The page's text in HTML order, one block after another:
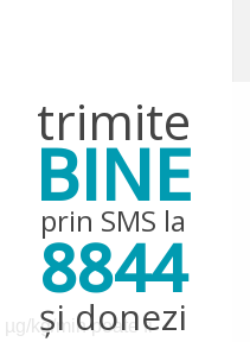
trimite
BINE
prin SMS la
8844
și donezi
kg/min poate fi